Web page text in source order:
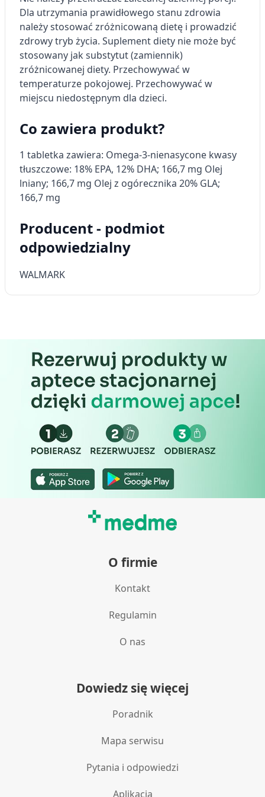
Dla utrzymania prawidłowego stanu zdrowia
należy stosować zróżnicowaną dietę i prowadzić
zdrowy tryb życia. Suplement diety nie może być
stosowany jak substytut (zamiennik)
zróżnicowanej diety. Przechowywać w
temperaturze pokojowej. Przechowywać w
miejscu niedostępnym dla dzieci.
Co zawiera produkt?
1 tabletka zawiera: Omega-3-nienasycone kwasy
tłuszczowe: 18% EPA, 12% DHA; 166,7 mg Olej
lniany; 166,7 mg Olej z ogórecznika 20% GLA;
166,7 mg
Producent - podmiot
odpowiedzialny
WALMARK
O firmie
Kontakt
Regulamin
O nas
Dowiedz się więcej
Poradnik
Mapa serwisu
Pytania i odpowiedzi
Aplikacja
Wykorzystywanie profili w celu doboru
spersonalizowanych treści
Pomiar efektywności reklam
Pomiar efektywności treści
Rozumienie odbiorców dzięki statystyce lub
Rozwój i ulepszanie usług
Wykorzystywanie ograniczonych danych do
wyboru treści
Funkcje specjalne IAB:
geolokalizacyjnych
Identyfikowanie urządzeń na podstawie
aktywnie żądanych informacji
Cele przetwarzania inne niż IAB:
Niezbędne